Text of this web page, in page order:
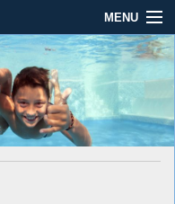
MENU
Main-Gebiet